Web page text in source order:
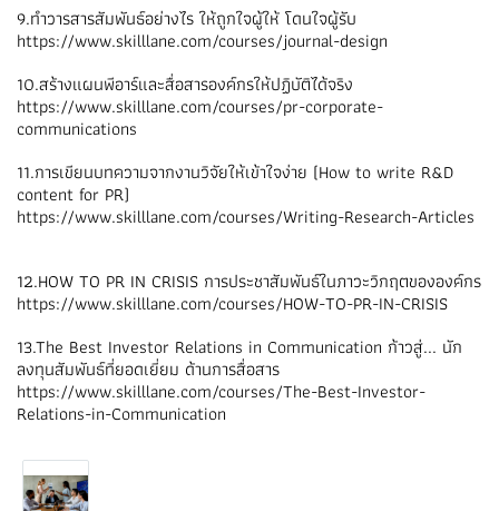
9.ทำวารสารสัมพันธ์อย่างไร ให้ถูกใจผู้ให้ โดนใจผู้รับ
https://www.skilllane.com/courses/journal-design
10.สร้างแผนพีอาร์และสื่อสารองค์กรให้ปฏิบัติได้จริง
https://www.skilllane.com/courses/pr-corporate-
communications
11.การเขียนบทความจากงานวิจัยให้เข้าใจง่าย (How to write R&D
content for PR)
https://www.skilllane.com/courses/Writing-Research-Articles
12.HOW TO PR IN CRISIS การประชาสัมพันธ์ในภาวะวิกฤตขององค์กร
https://www.skilllane.com/courses/HOW-TO-PR-IN-CRISIS
13.The Best Investor Relations in Communication ก้าวสู่... นัก
ลงทุนสัมพันธ์ที่ยอดเยี่ยม ด้านการสื่อสาร
https://www.skilllane.com/courses/The-Best-Investor-
Relations-in-Communication